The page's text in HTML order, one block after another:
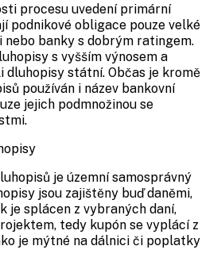
procesu uvedení primární
podnikové obligace pouze velké
nebo banky s dobrým ratingem.
s vyšším výnosem a
dluhopisy státní. Občas je kromě
používán i název bankovní
jejich podmnožinou se
je územní samosprávný
jsou zajištěny buď daněmi,
je splácen z vybraných daní,
tedy kupón se vyplácí z
je mýtné na dálnici či poplatky